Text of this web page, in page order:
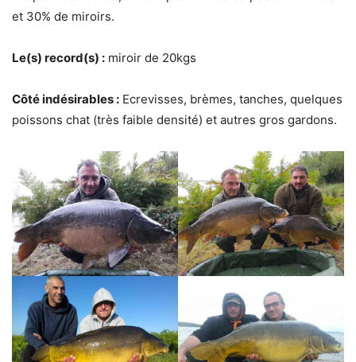
et 30% de miroirs.
Le(s) record(s) : miroir de 20kgs
Côté indésirables : Ecrevisses, brèmes, tanches, quelques
poissons chat (très faible densité) et autres gros gardons.